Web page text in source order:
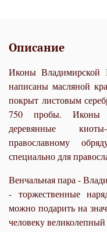
Описание
Иконы
написаны масляной
покрыт листовым
750 пробы. Иконы
деревянные
православному
специально для
Венчальная пара -
- торжественные
можно подарить на
человеку